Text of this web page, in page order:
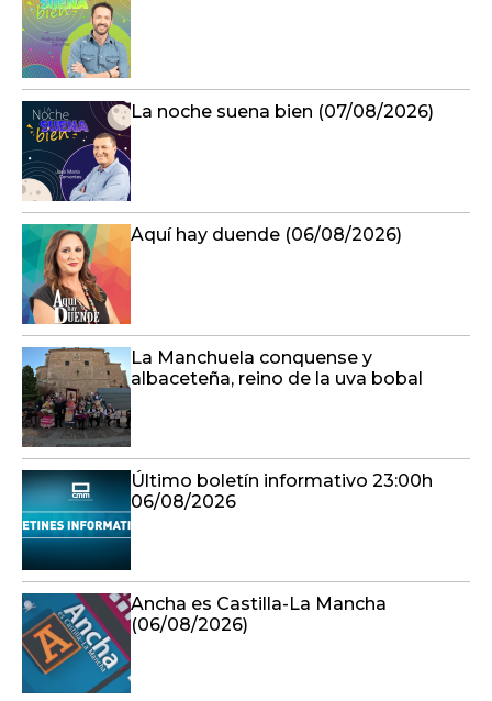
La noche suena bien (07/08/2026)
Aquí hay duende (06/08/2026)
La Manchuela conquense y
albaceteña, reino de la uva bobal
Último boletín informativo 23:00h
06/08/2026
Ancha es Castilla-La Mancha
(06/08/2026)